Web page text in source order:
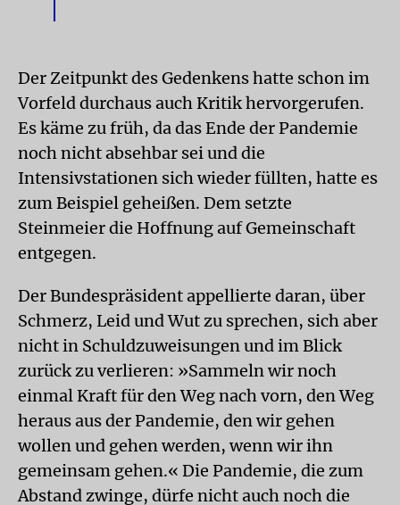
Der Zeitpunkt des Gedenkens hatte schon im
Vorfeld durchaus auch Kritik hervorgerufen.
Es käme zu früh, da das Ende der Pandemie
noch nicht absehbar sei und die
Intensivstationen sich wieder füllten, hatte es
zum Beispiel geheißen. Dem setzte
Steinmeier die Hoffnung auf Gemeinschaft
entgegen.
Der Bundespräsident appellierte daran, über
Schmerz, Leid und Wut zu sprechen, sich aber
nicht in Schuldzuweisungen und im Blick
zurück zu verlieren: »Sammeln wir noch
einmal Kraft für den Weg nach vorn, den Weg
heraus aus der Pandemie, den wir gehen
wollen und gehen werden, wenn wir ihn
gemeinsam gehen.« Die Pandemie, die zum
Abstand zwinge, dürfe nicht auch noch die